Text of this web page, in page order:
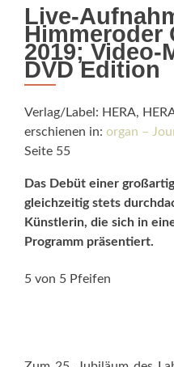
Live-
Himmeroder
2019;
DVD Edition
Verlag/Label: HERA,
erschienen in: organ –
Seite 55
Das Debüt einer
gleichzeitig stets
Künstlerin, die sich in
Programm präsentiert.
5 von 5 Pfeifen